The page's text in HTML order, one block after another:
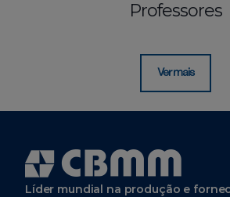
Professores
Ver mais
Líder mundial na produção e